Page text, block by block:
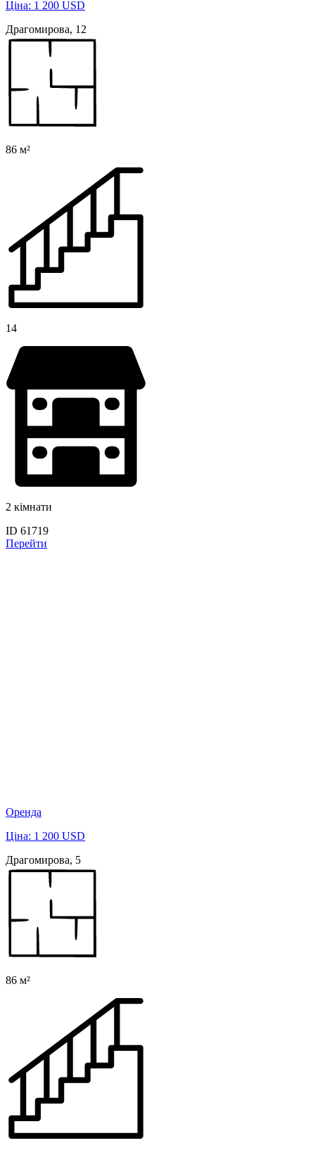
Ціна: 1 200 USD
Драгомирова, 12
86 м²
14
2 кімнати
ID 61719
Перейти
Оренда
Ціна: 1 200 USD
Драгомирова, 5
86 м²